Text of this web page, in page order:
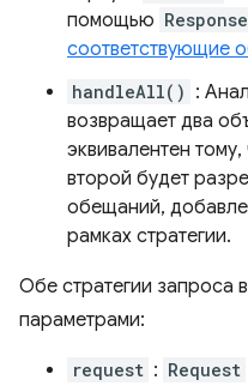
помощью Response
соответствующие
handleAll() :
возвращает два
эквивалентен
второй будет
обещаний,
рамках стратегии.
Обе стратегии запроса
параметрами:
request : Request